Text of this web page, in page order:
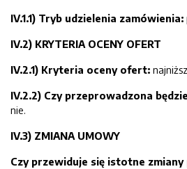
IV.1.1) Tryb udzielenia zamówienia:
IV.2) KRYTERIA OCENY OFERT
IV.2.1) Kryteria oceny ofert:
IV.2.2) Czy przeprowadzona
nie.
IV.3) ZMIANA UMOWY
Czy przewiduje się istotne